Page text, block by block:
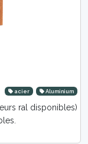
acier Aluminium
ral disponibles)